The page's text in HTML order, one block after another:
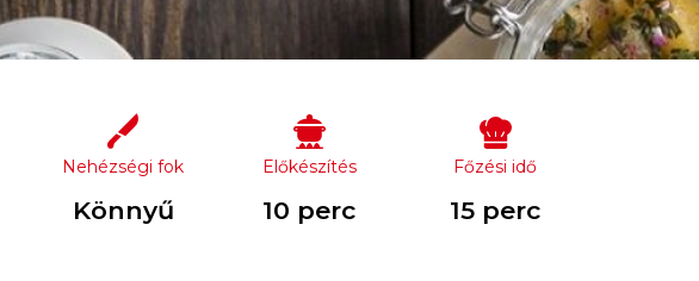
Nehézségi fok
Könnyű
Előkészítés
10 perc
Főzési idő
15 perc